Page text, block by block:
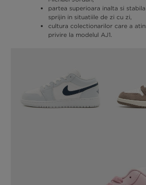
partea superioara inalta si
sprijin in situatiile de zi cu zi,
cultura colectionarilor care a
privire la modelul AJ1.